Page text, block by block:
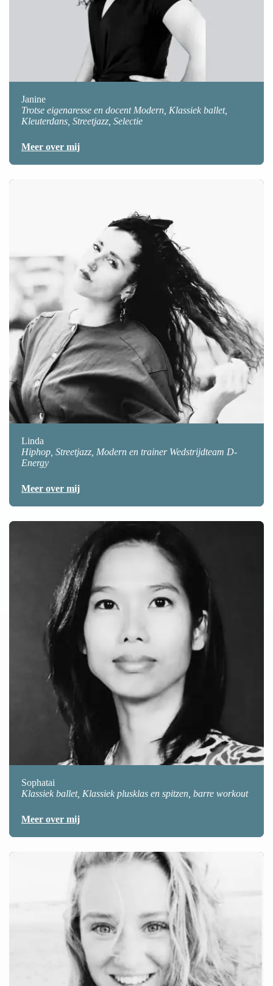
Janine
Trotse eigenaresse en docent Modern, Klassiek ballet,
Kleuterdans, Streetjazz, Selectie
Meer over mij
Linda
Hiphop, Streetjazz, Modern en trainer Wedstrijdteam D-
Energy
Meer over mij
Sophatai
Klassiek ballet, Klassiek plusklas en spitzen, barre workout
Meer over mij